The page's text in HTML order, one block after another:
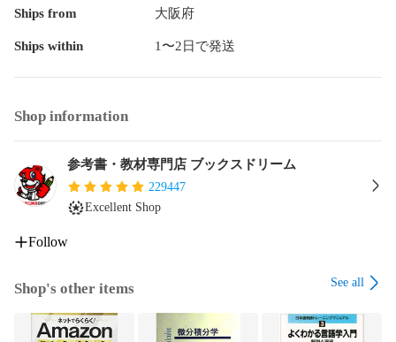
■書き込み■
テキストのみが対象となります。付属品のプリントは実際に
使用されたものであり、書き込みがある場合もございます。
■状態・その他■
この商品はBランクです。
コンディションランク表
A:未使用に近い状態の商品
C:多少の傷や汚れがあるが、概ね良好な状態の商品(中古品と
D:傷や汚れがやや目立つ状態の商品
Ships from 大阪府
Ships within 1〜2日で発送
Shop information
参考書・教材専門店 ブックスドリーム
229447
Excellent Shop
Follow
Shop's other items See all